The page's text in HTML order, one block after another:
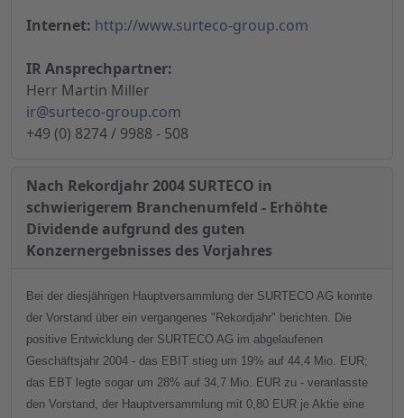
Internet: http://www.surteco-group.com
IR Ansprechpartner:
Herr Martin Miller
ir@surteco-group.com
+49 (0) 8274 / 9988 - 508
Nach Rekordjahr 2004 SURTECO in
schwierigerem Branchenumfeld - Erhöhte
Dividende aufgrund des guten
Konzernergebnisses des Vorjahres
Bei der diesjährigen Hauptversammlung der SURTECO AG konnte
der Vorstand über ein vergangenes "Rekordjahr" berichten. Die
positive Entwicklung der SURTECO AG im abgelaufenen
Geschäftsjahr 2004 - das EBIT stieg um 19% auf 44,4 Mio. EUR;
das EBT legte sogar um 28% auf 34,7 Mio. EUR zu - veranlasste
den Vorstand, der Hauptversammlung mit 0,80 EUR je Aktie eine